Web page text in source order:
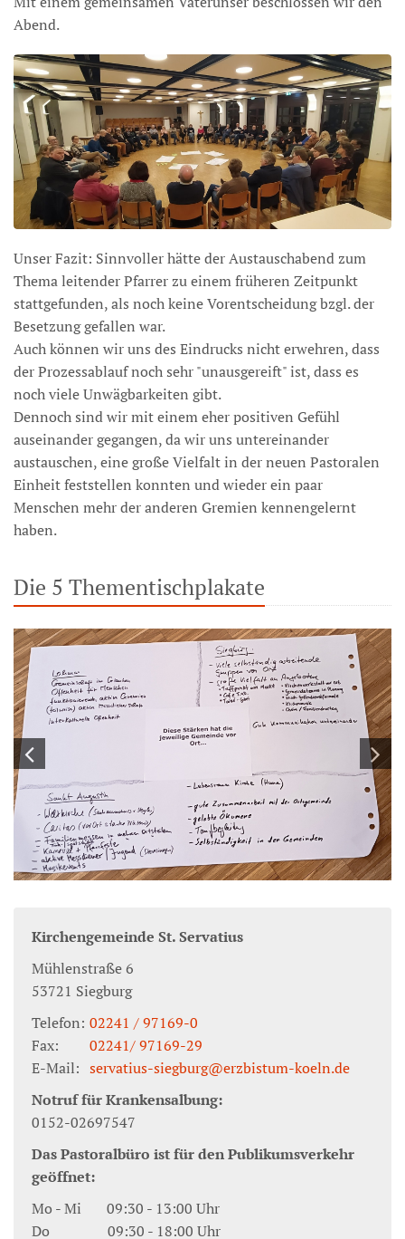
Abend.
Unser Fazit: Sinnvoller hätte der Austauschabend zum
Thema leitender Pfarrer zu einem früheren Zeitpunkt
stattgefunden, als noch keine Vorentscheidung bzgl. der
Besetzung gefallen war.
Auch können wir uns des Eindrucks nicht erwehren, dass
der Prozessablauf noch sehr "unausgereift" ist, dass es
noch viele Unwägbarkeiten gibt.
Dennoch sind wir mit einem eher positiven Gefühl
auseinander gegangen, da wir uns untereinander
austauschen, eine große Vielfalt in der neuen Pastoralen
Einheit feststellen konnten und wieder ein paar
Menschen mehr der anderen Gremien kennengelernt
haben.
Die 5 Thementischplakate
Kirchengemeinde St. Servatius
Mühlenstraße 6
53721 Siegburg
Telefon: 02241 / 97169-0
Fax:
02241/ 97169-29
E-Mail: servatius-siegburg@erzbistum-koeln.de
Notruf für Krankensalbung:
0152-02697547
Das Pastoralbüro ist für den Publikumsverkehr
geöffnet:
Mo - Mi 09:30 - 13:00 Uhr
Do 09:30 - 18:00 Uhr